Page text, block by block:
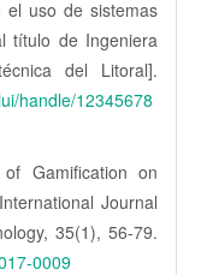
el uso de sistemas
título de Ingeniera
del Litoral].
handle/12345678
Gamification on
Journal
35(1), 56-79.
0009